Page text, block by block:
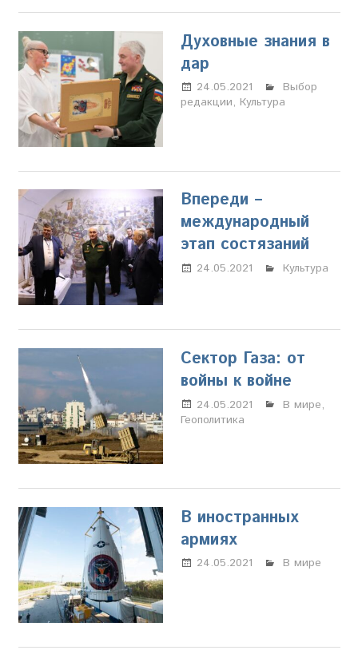
Духовные знания в
дар
24.05.2021
Настя
Свиридова
Выбор
редакции, Культура
Впереди –
международный
этап состязаний
24.05.2021
Настя
Культура
Сектор Газа: от
войны к войне
24.05.2021
Настя
В мире,
Геополитика
В иностранных
армиях
24.05.2021
Настя
В мире